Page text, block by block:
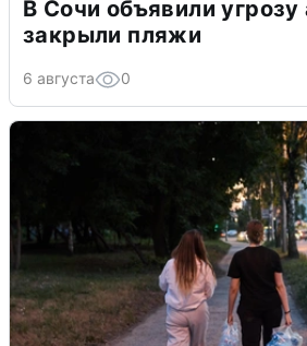
В Сочи объявили
закрыли пляжи
6 августа 0